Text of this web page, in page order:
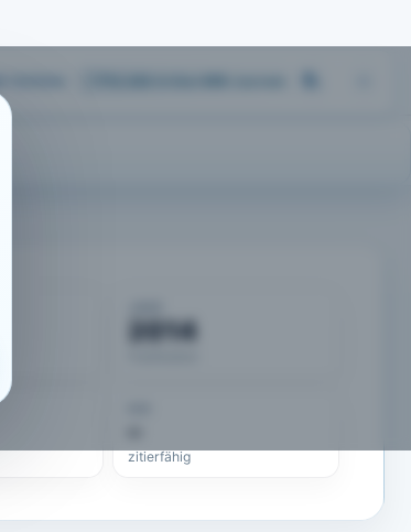
2014
zitierfähig